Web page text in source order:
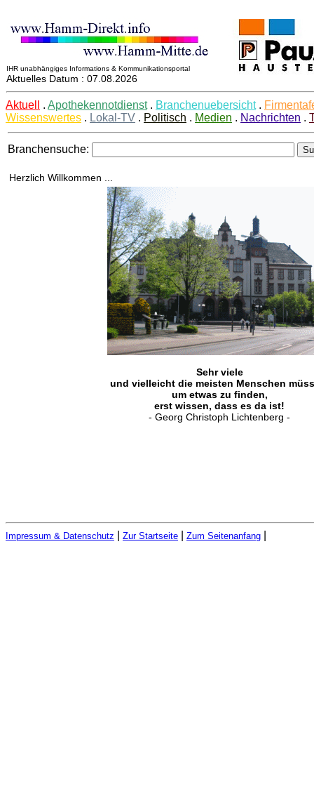
IHR unabhängiges Informations & Kommunikationsportal
Aktuelles Datum : 07.08.2026
Aktuell . Apothekennotdienst. Branchenuebersicht.
Wissenswertes . Lokal-TV . Politisch . Medien . Nachrichten .
Branchensuche:
Herzlich Willkommen ...
Sehr viele
und vielleicht die meisten Menschen
um etwas zu finden,
erst wissen, dass es da ist!
- Georg Christoph Lichtenberg -
Impressum & Datenschutz Zur Startseite Zum Seitenanfang